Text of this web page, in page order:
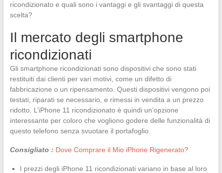
ricondizionato e quali sono i vantaggi e gli svantaggi di questa
scelta?
Il mercato degli smartphone
ricondizionati
Gli smartphone ricondizionati sono dispositivi che sono stati
restituiti dai clienti per vari motivi, come un difetto di
fabbricazione o un ripensamento. Questi dispositivi vengono poi
testati, riparati se necessario, e rimessi in vendita a un prezzo
ridotto. L’iPhone 11 ricondizionato è quindi un’opzione
interessante per coloro che vogliono godere delle funzionalità di
questo telefono senza svuotare il portafoglio.
Consigliato : Dove Comprare il Mio iPhone Rigenerato?
I prezzi degli iPhone 11 ricondizionati variano in base al loro